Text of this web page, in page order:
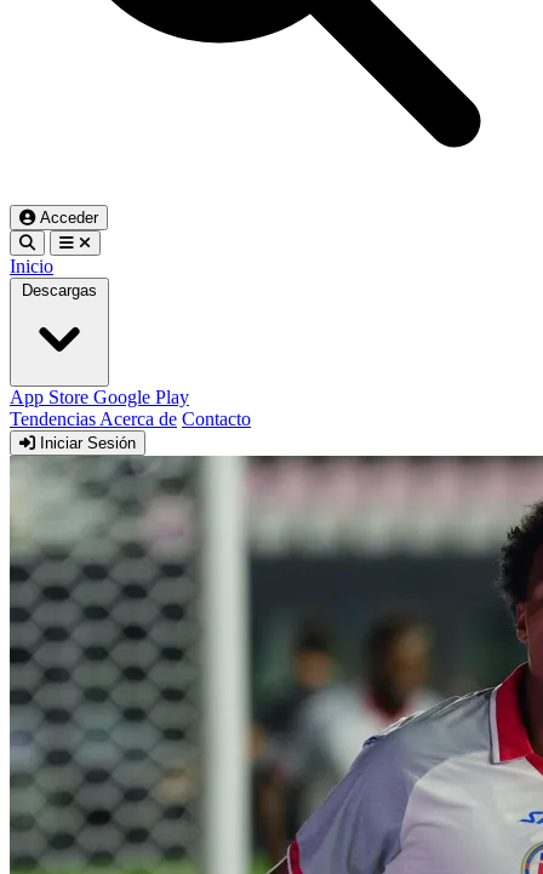
Acceder
Inicio
Descargas
App Store Google Play
Tendencias Acerca de Contacto
Iniciar Sesión